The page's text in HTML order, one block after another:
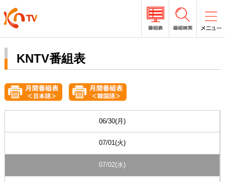
KNTV番組表
06/30(月)
07/01(火)
07/02(水)